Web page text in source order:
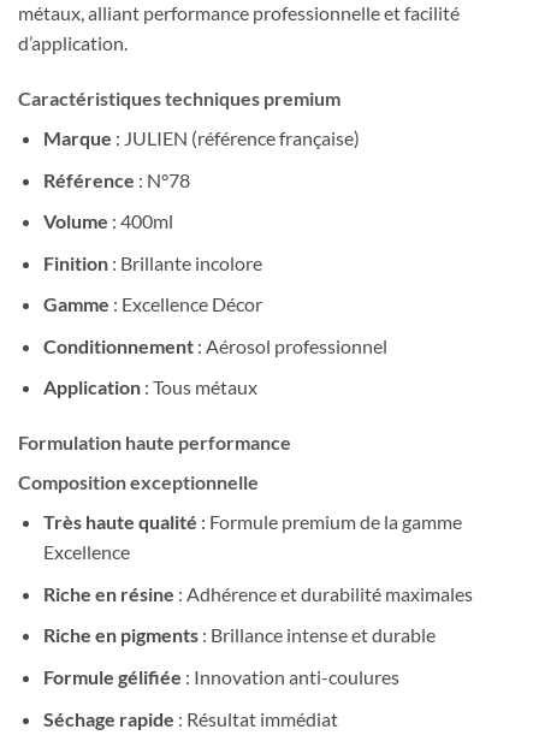
métaux, alliant performance professionnelle et facilité
d’application.
Caractéristiques techniques premium
Marque : JULIEN (référence française)
Référence : N°78
Volume : 400ml
Finition: Brillante incolore
Gamme : Excellence Décor
Conditionnement: Aérosol professionnel
Application: Tous métaux
Formulation haute performance
Composition exceptionnelle
Très haute qualité : Formule premium de la gamme
Excellence
Riche en résine : Adhérence et durabilité maximales
Riche en pigments: Brillance intense et durable
Formule gélifiée : Innovation anti-coulures
Séchage rapide : Résultat immédiat